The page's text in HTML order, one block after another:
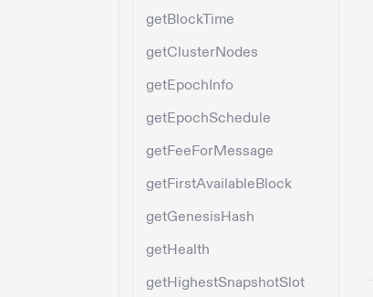
getBlockTime
getClusterNodes
getEpochInfo
getEpochSchedule
getFeeForMessage
getFirstAvailableBlock
getGenesisHash
getHealth
getHighestSnapshotSlot